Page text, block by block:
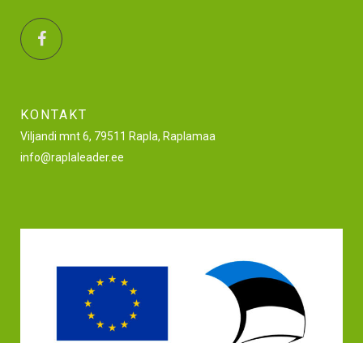
KONTAKT
Viljandi mnt 6, 79511 Rapla, Raplamaa
info@raplaleader.ee